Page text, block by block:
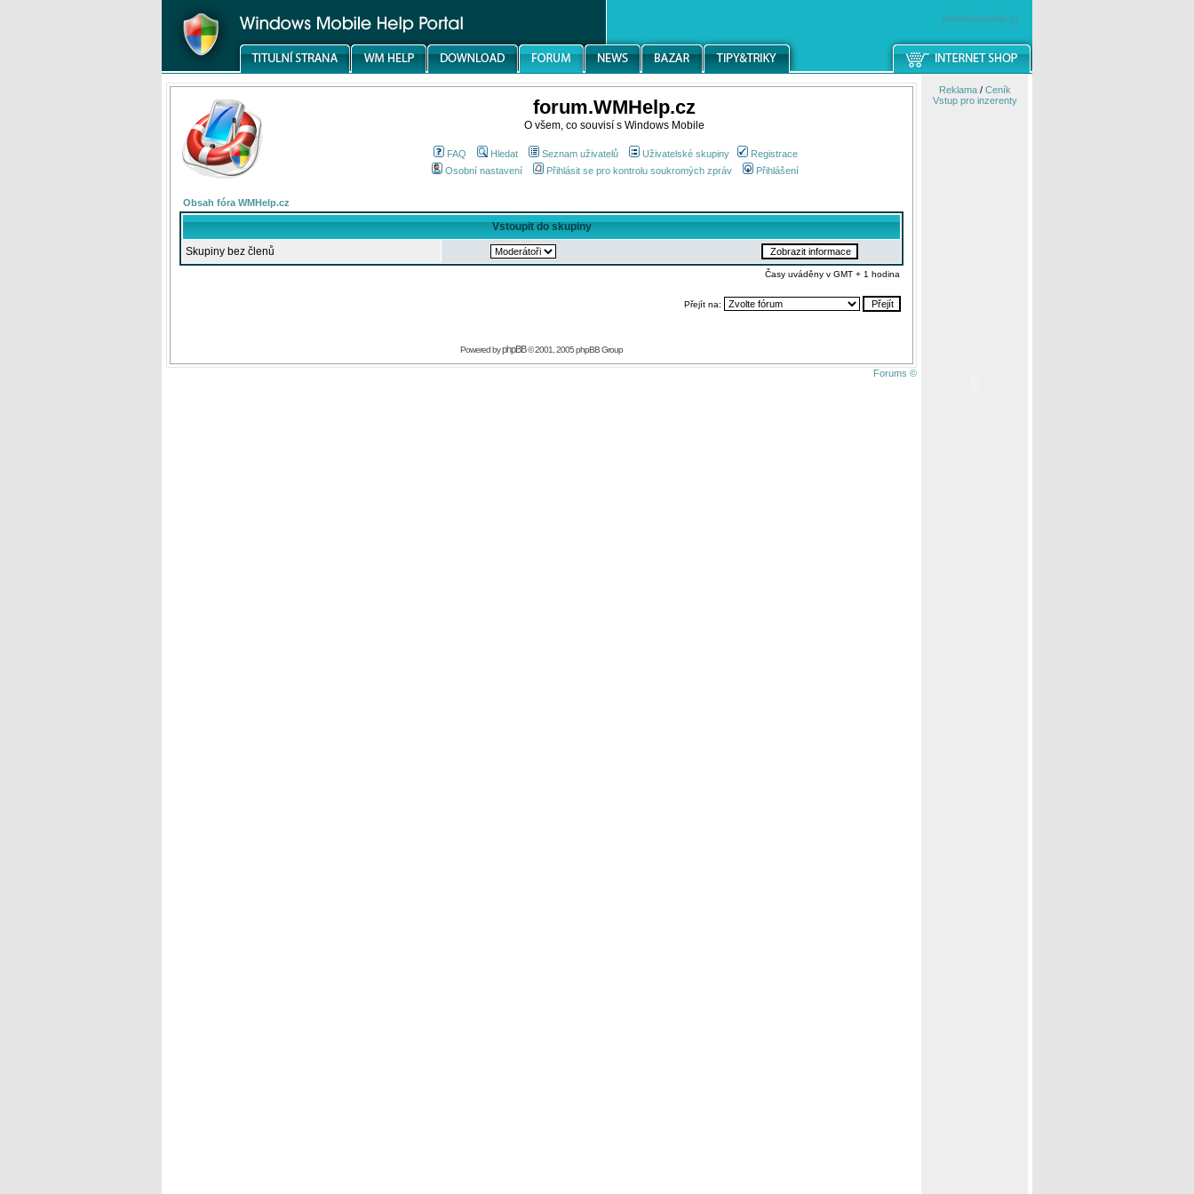
windowsmobile.cz
forum.WMHelp.cz
O všem, co souvisí s Windows Mobile
FAQ Hledat Seznam uživatelů Uživatelské skupiny
Registrace
Osobní nastavení
Přihlásit se pro kontrolu soukromých zpráv Přihlášení
Obsah fóra WMHelp.cz
Vstoupit do skupiny
Skupiny bez členů
Časy uváděny v GMT + 1 hodina
Přejít na:
Powered byphpBB© 2001, 2005 phpBB Group
Forums ©
Reklama/ Ceník
Vstup pro inzerenty